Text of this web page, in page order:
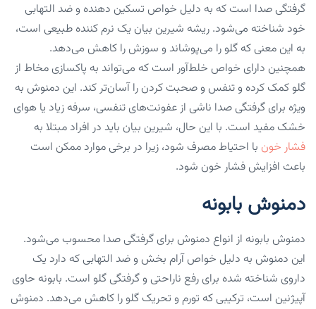
گرفتگی صدا است که به دلیل خواص تسکین دهنده و ضد التهابی
خود شناخته می‌شود. ریشه شیرین بیان یک نرم کننده طبیعی است،
به این معنی که گلو را می‌پوشاند و سوزش را کاهش‌ می‌دهد.
همچنین دارای خواص خلط‌آور است که می‌تواند به پاکسازی مخاط از
گلو کمک کرده و تنفس و صحبت کردن را آسان‌تر کند. این ‌دمنوش به
ویژه برای گرفتگی صدا ناشی از عفونت‌های تنفسی، سرفه زیاد یا هوای
خشک مفید است. با این حال، شیرین بیان باید در افراد مبتلا به
فشار خون با احتیاط مصرف شود، زیرا در برخی موارد ممکن است
باعث افزایش فشار خون شود.
دمنوش بابونه
‌دمنوش بابونه از انواع دمنوش برای گرفتگی صدا محسوب می‌شود.
این دمنوش به دلیل خواص آرام بخش و ضد التهابی که دارد یک
داروی شناخته شده برای رفع ناراحتی و گرفتگی گلو است. بابونه حاوی
آپیژنین است، ترکیبی که تورم و تحریک گلو را کاهش‌ می‌دهد. ‌دمنوش